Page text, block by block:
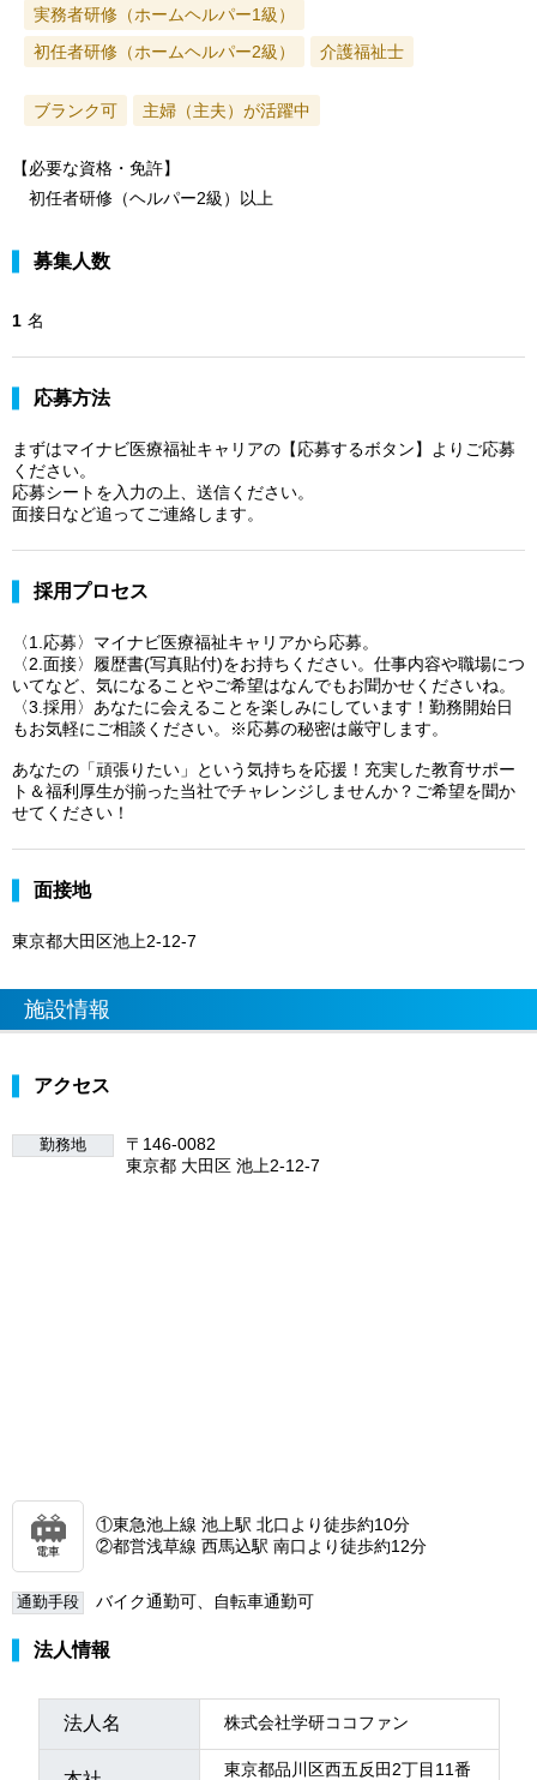
実務者研修（ホームヘルパー1級）
初任者研修（ホームヘルパー2級）
介護福祉士
ブランク可 主婦（主夫）が活躍中
【必要な資格・免許】
初任者研修（ヘルパー2級）以上
募集人数
1 名
応募方法
まずはマイナビ医療福祉キャリアの【応募するボタン】よりご応募
ください。
応募シートを入力の上、送信ください。
面接日など追ってご連絡します。
採用プロセス
〈1.応募〉マイナビ医療福祉キャリアから応募。
〈2.面接〉履歴書(写真貼付)をお持ちください。仕事内容や職場につ
いてなど、気になることやご希望はなんでもお聞かせくださいね。
〈3.採用〉あなたに会えることを楽しみにしています！勤務開始日
もお気軽にご相談ください。※応募の秘密は厳守します。
あなたの「頑張りたい」という気持ちを応援！充実した教育サポー
ト＆福利厚生が揃った当社でチャレンジしませんか？ご希望を聞か
せてください！
面接地
東京都大田区池上2-12-7
施設情報
アクセス
勤務地
〒146-0082
東京都 大田区 池上2-12-7
電車
①東急池上線 池上駅 北口より徒歩約10分
②都営浅草線 西馬込駅 南口より徒歩約12分
通勤手段 バイク通勤可、自転車通勤可
法人情報
法人名 株式会社学研ココファン
東京都品川区西五反田2丁目11番